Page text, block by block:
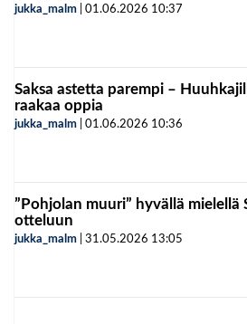
jukka_malm 01.06.2026 10:37
Saksa astetta parempi –
raakaa oppia
jukka_malm 01.06.2026 10:36
”Pohjolan muuri” hyvällä mielellä
otteluun
jukka_malm 31.05.2026 13:05